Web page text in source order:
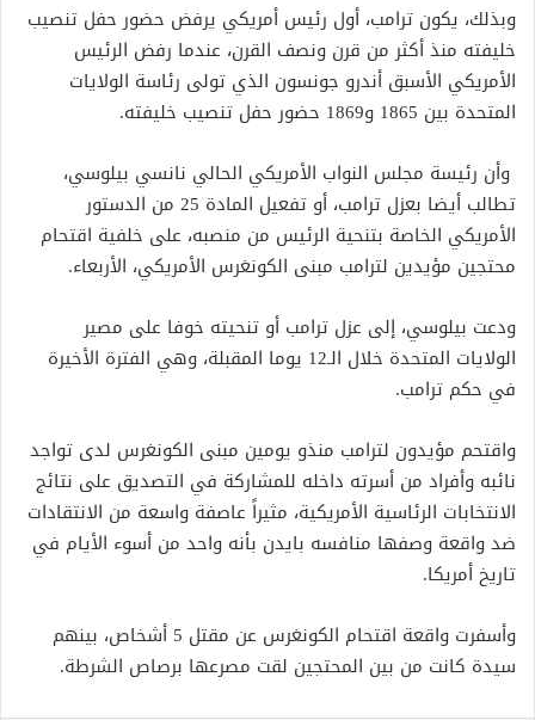
وبذلك، يكون ترامب، أول رئيس أمريكي يرفض حضور حفل تنصيب
خليفته منذ أكثر من قرن ونصف القرن، عندما رفض الرئيس
الأمريكي الأسبق أندرو جونسون الذي تولى رئاسة الولايات
المتحدة بين 1865 و1869 حضور حفل تنصيب خليفته.
وأن رئيسة مجلس النواب الأمريكي الحالي نانسي بيلوسي،
تطالب أيضا بعزل ترامب، أو تفعيل المادة 25 من الدستور
الأمريكي الخاصة بتنحية الرئيس من منصبه، على خلفية اقتحام
محتجين مؤيدين لترامب مبنى الكونغرس الأمريكي، الأربعاء.
ودعت بيلوسي، إلى عزل ترامب أو تنحيته خوفا على مصير
الولايات المتحدة خلال الـ12 يوما المقبلة، وهي الفترة الأخيرة
في حكم ترامب.
واقتحم مؤيدون لترامب منذو يومين مبنى الكونغرس لدى تواجد
نائبه وأفراد من أسرته داخله للمشاركة في التصديق على نتائج
الانتخابات الرئاسية الأمريكية، مثيراً عاصفة واسعة من الانتقادات
ضد واقعة وصفها منافسه بايدن بأنه واحد من أسوء الأيام في
تاريخ أمريكا.
وأسفرت واقعة اقتحام الكونغرس عن مقتل 5 أشخاص، بينهم
سيدة كانت من بين المحتجين لقت مصرعها برصاص الشرطة.